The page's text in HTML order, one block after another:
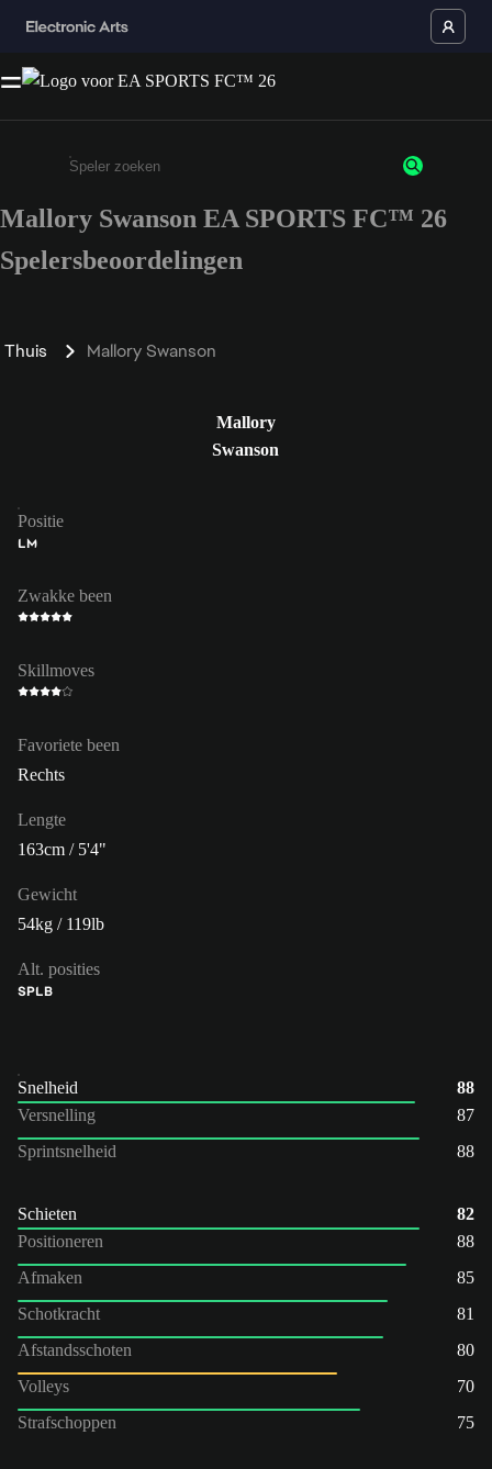
Enter a minimum of 3 characters or numbers
Mallory Swanson EA SPORTS FC™ 26
Spelersbeoordelingen
Thuis Mallory Swanson
Mallory
Swanson
Positie
LM
Zwakke been
Skillmoves
Favoriete been
Rechts
Lengte
163cm / 5'4"
Gewicht
54kg / 119lb
Alt. posities
SPLB
Snelheid
88
Versnelling
87
Sprintsnelheid
88
Schieten
82
Positioneren
88
Afmaken
85
Schotkracht
81
Afstandsschoten
80
Volleys
70
Strafschoppen
75